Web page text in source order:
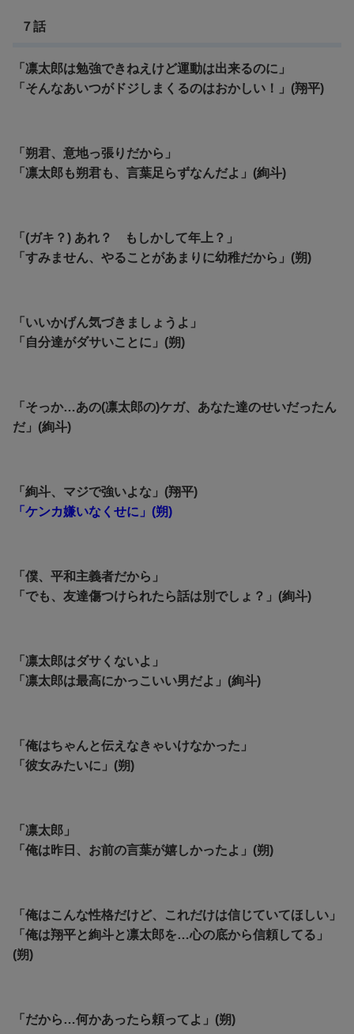
７話
「凛太郎は勉強できねえけど運動は出来るのに」
「そんなあいつがドジしまくるのはおかしい！」(翔平)
「朔君、意地っ張りだから」
「凛太郎も朔君も、言葉足らずなんだよ」(絢斗)
「(ガキ？) あれ？ もしかして年上？」
「すみません、やることがあまりに幼稚だから」(朔)
「いいかげん気づきましょうよ」
「自分達がダサいことに」(朔)
「そっか…あの(凛太郎の)ケガ、あなた達のせいだったん
だ」(絢斗)
「絢斗、マジで強いよな」(翔平)
「ケンカ嫌いなくせに」(朔)
「僕、平和主義者だから」
「でも、友達傷つけられたら話は別でしょ？」(絢斗)
「凛太郎はダサくないよ」
「凛太郎は最高にかっこいい男だよ」(絢斗)
「俺はちゃんと伝えなきゃいけなかった」
「彼女みたいに」(朔)
「凛太郎」
「俺は昨日、お前の言葉が嬉しかったよ」(朔)
「俺はこんな性格だけど、これだけは信じていてほしい」
「俺は翔平と絢斗と凛太郎を…心の底から信頼してる」
(朔)
「だから…何かあったら頼ってよ」(朔)